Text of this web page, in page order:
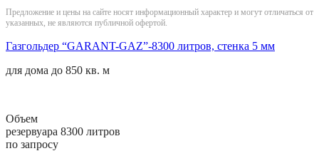
Предложение и цены на сайте носят информационный характер и могут отличаться от
указанных, не являются публичной офертой.
Газгольдер “GARANT-GAZ”-8300 литров, стенка 5 мм
для дома до 850 кв. м
Объем
резервуара 8300 литров
по запросу